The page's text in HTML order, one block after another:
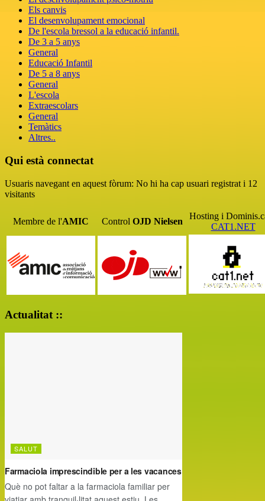
Els canvis
El desenvolupament emocional
De l'escola bressol a la educació infantil.
De 3 a 5 anys
General
Educació Infantil
De 5 a 8 anys
General
L'escola
Extraescolars
General
Temàtics
Altres..
Qui està connectat
Usuaris navegant en aquest fòrum: No hi ha cap usuari registrat i 12
visitants
Membre de l'AMIC Control OJD Nielsen
Hosting i
CAT1.NET
Actualitat ::